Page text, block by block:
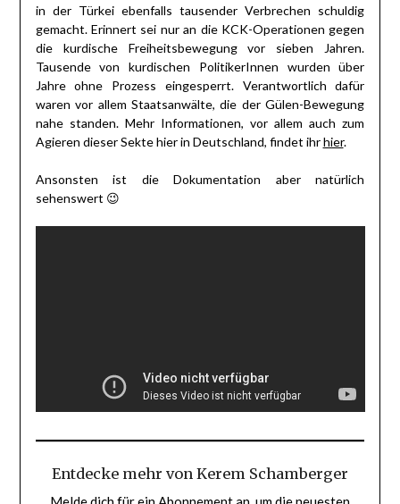
in der Türkei ebenfalls tausender Verbrechen schuldig
gemacht. Erinnert sei nur an die KCK-Operationen gegen
die kurdische Freiheitsbewegung vor sieben Jahren.
Tausende von kurdischen PolitikerInnen wurden über
Jahre ohne Prozess eingesperrt. Verantwortlich dafür
waren vor allem Staatsanwälte, die der Gülen-Bewegung
nahe standen. Mehr Informationen, vor allem auch zum
Agieren dieser Sekte hier in Deutschland, findet ihrhier.
Ansonsten ist die Dokumentation aber natürlich
sehenswert 😉
Entdecke mehr von Kerem Schamberger